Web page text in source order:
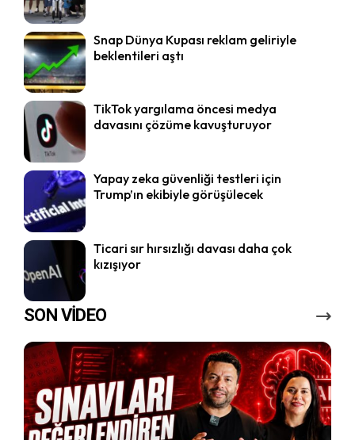
Snap Dünya Kupası reklam geliriyle
beklentileri aştı
TikTok yargılama öncesi medya
davasını çözüme kavuşturuyor
Yapay zeka güvenliği testleri için
Trump’ın ekibiyle görüşülecek
Ticari sır hırsızlığı davası daha çok
kızışıyor
SON VİDEO